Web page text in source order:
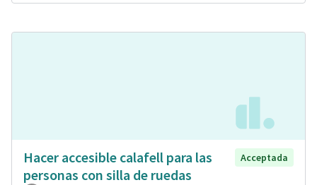
Hacer accesible calafell para las
personas con silla de ruedas
Acceptada